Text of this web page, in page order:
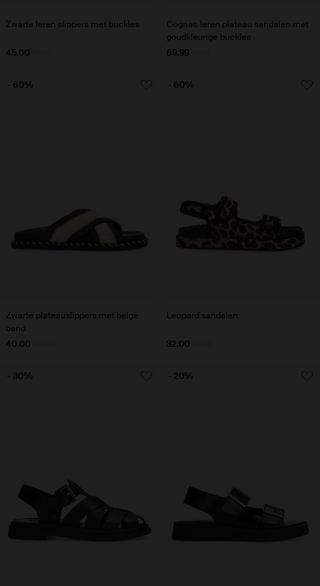
Zwarte leren slippers met buckles
45.00
Cognac leren plateau sandalen met
goudkleurige buckles
69.99
Zwarte plateauslippers met beige
band
40.00
- 60%
Leopard sandalen
32.00
- 60%
- 30% - 20%